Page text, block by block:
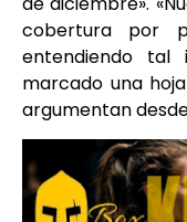
cobertura por
entendiendo tal
marcado una
argumentan